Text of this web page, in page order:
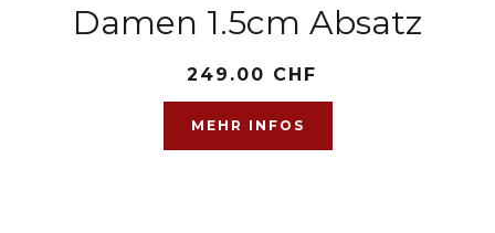
Damen 1.5cm Absatz
249.00 CHF
MEHR INFOS